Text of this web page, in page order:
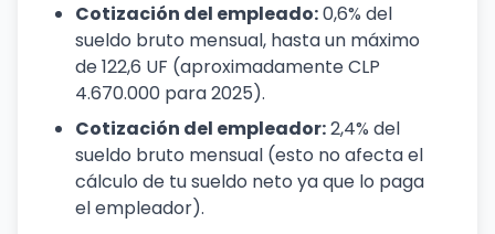
Cotización del empleado:0,6% del
sueldo bruto mensual, hasta un máximo
de 122,6 UF (aproximadamente CLP
4.670.000 para 2025).
Cotización del empleador:2,4% del
sueldo bruto mensual (esto no afecta el
cálculo de tu sueldo neto ya que lo paga
el empleador).